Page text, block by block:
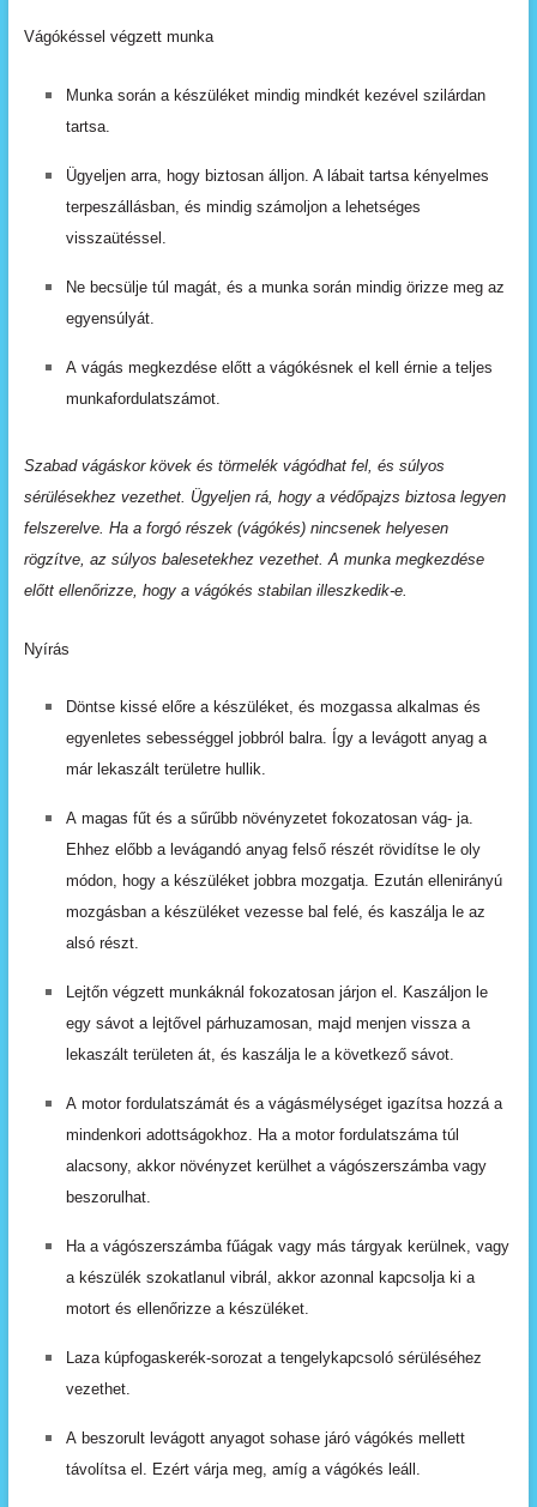
Vágókéssel végzett munka
Munka során a készüléket mindig mindkét kezével szilárdan
tartsa.
Ügyeljen arra, hogy biztosan álljon. A lábait tartsa kényelmes
terpeszállásban, és mindig számoljon a lehetséges
visszaütéssel.
Ne becsülje túl magát, és a munka során mindig örizze meg az
egyensúlyát.
A vágás megkezdése előtt a vágókésnek el kell érnie a teljes
munkafordulatszámot.
Szabad vágáskor kövek és törmelék vágódhat fel, és súlyos
sérülésekhez vezethet. Ügyeljen rá, hogy a védőpajzs biztosa legyen
felszerelve. Ha a forgó részek (vágókés) nincsenek helyesen
rögzítve, az súlyos balesetekhez vezethet. A munka megkezdése
előtt ellenőrizze, hogy a vágókés stabilan illeszkedik-e.
Nyírás
Döntse kissé előre a készüléket, és mozgassa alkalmas és
egyenletes sebességgel jobbról balra. Így a levágott anyag a
már lekaszált területre hullik.
A magas fűt és a sűrűbb növényzetet fokozatosan vág- ja.
Ehhez előbb a levágandó anyag felső részét rövidítse le oly
módon,
hogy a készüléket jobbra mozgatja. Ezután ellenirányú
mozgásban a készüléket vezesse bal felé, és kaszálja le az
alsó részt.
Lejtőn végzett munkáknál fokozatosan járjon el. Kaszáljon le
egy sávot a lejtővel párhuzamosan, majd menjen vissza a
lekaszált területen át, és kaszálja le a következő sávot.
A motor fordulatszámát és a vágásmélységet igazítsa hozzá a
mindenkori adottságokhoz. Ha a motor fordulatszáma túl
alacsony, akkor növényzet kerülhet a vágószerszámba vagy
beszorulhat.
Ha a vágószerszámba fűágak vagy más tárgyak kerülnek, vagy
a készülék szokatlanul vibrál, akkor azonnal kapcsolja ki a
motort és ellenőrizze a készüléket.
Laza kúpfogaskerék-sorozat a tengelykapcsoló sérüléséhez
vezethet.
A beszorult levágott anyagot sohase járó vágókés mellett
távolítsa el. Ezért várja meg, amíg a vágókés leáll.